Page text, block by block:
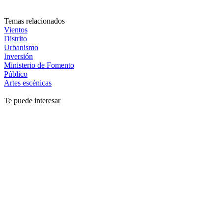
Temas relacionados
Vientos
Distrito
Urbanismo
Inversión
Ministerio de Fomento
Público
Artes escénicas
Te puede interesar